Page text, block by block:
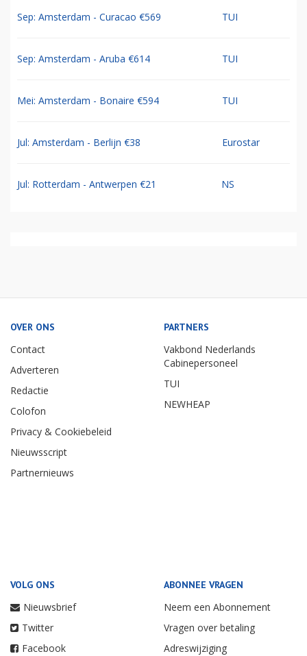
Sep: Amsterdam - Curacao €569 TUI
Sep: Amsterdam - Aruba €614 TUI
Mei: Amsterdam - Bonaire €594 TUI
Jul: Amsterdam - Berlijn €38 Eurostar
Jul: Rotterdam - Antwerpen €21 NS
OVER ONS
Contact
Adverteren
Redactie
Colofon
Privacy & Cookiebeleid
Nieuwsscript
Partnernieuws
PARTNERS
Vakbond Nederlands
Cabinepersoneel
TUI
NEWHEAP
VOLG ONS
Nieuwsbrief
Twitter
Facebook
ABONNEE VRAGEN
Neem een Abonnement
Vragen over betaling
Adreswijziging